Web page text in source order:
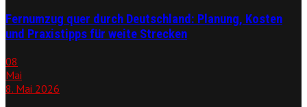
Fernumzug quer durch Deutschland: Planung, Kosten
und Praxistipps für weite Strecken
08
Mai
8. Mai 2026